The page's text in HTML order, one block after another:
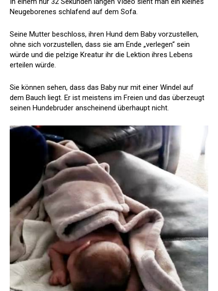
Neugeborenes schlafend auf dem Sofa.
Seine Mutter beschloss, ihren Hund dem Baby vorzustellen,
ohne sich vorzustellen, dass sie am Ende „verlegen“ sein
würde und die pelzige Kreatur ihr die Lektion ihres Lebens
erteilen würde.
Sie können sehen, dass das Baby nur mit einer Windel auf
dem Bauch liegt. Er ist meistens im Freien und das überzeugt
seinen Hundebruder anscheinend überhaupt nicht.